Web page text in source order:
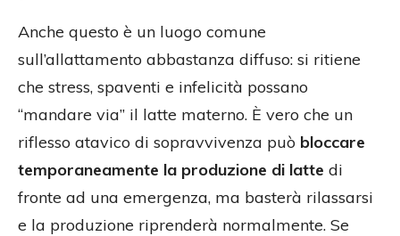
Anche questo è un luogo comune
sull’allattamento abbastanza diffuso: si ritiene
che stress, spaventi e infelicità possano
“mandare via” il latte materno. È vero che un
riflesso atavico di sopravvivenza può bloccare
temporaneamente la produzione di latte di
fronte ad una emergenza, ma basterà rilassarsi
e la produzione riprenderà normalmente. Se